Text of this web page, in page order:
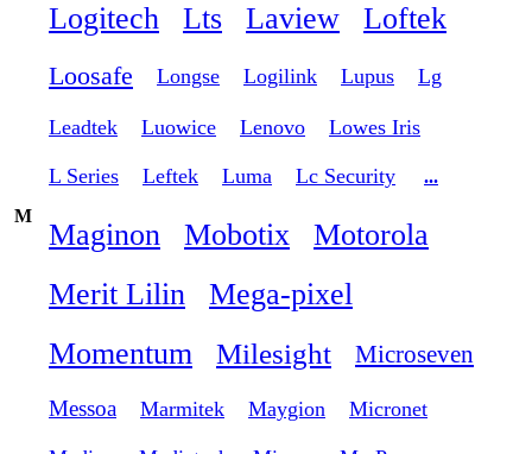
Logitech
Lts Laview Loftek
Loosafe Longse Logilink Lupus Lg
Leadtek Luowice Lenovo Lowes Iris
L Series Leftek Luma Lc Security
...
M
Maginon Mobotix
Motorola
Merit Lilin
Mega-pixel
Momentum
Milesight Microseven
Messoa Marmitek Maygion Micronet